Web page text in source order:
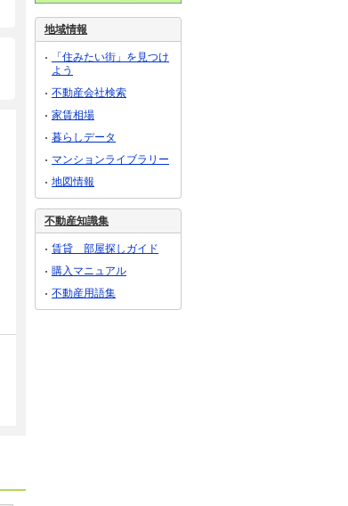
地域情報
「住みたい街」を見つけ
よう
不動産会社検索
家賃相場
暮らしデータ
マンションライブラリー
地図情報
不動産知識集
賃貸 部屋探しガイド
購入マニュアル
不動産用語集